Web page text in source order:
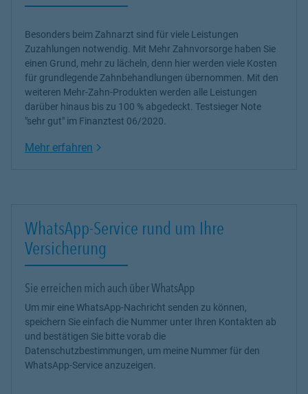
Besonders beim Zahnarzt sind für viele Leistungen
Zuzahlungen notwendig. Mit Mehr Zahnvorsorge haben Sie
einen Grund, mehr zu lächeln, denn hier werden viele Kosten
für grundlegende Zahnbehandlungen übernommen. Mit den
weiteren Mehr-Zahn-Produkten werden alle Leistungen
darüber hinaus bis zu 100 % abgedeckt. Testsieger Note
"sehr gut" im Finanztest 06/2020.
Mehr erfahren Link Opens in New Tab
WhatsApp-Service rund um Ihre
Versicherung
Sie erreichen mich auch über WhatsApp
Um mir eine WhatsApp-Nachricht senden zu können,
speichern Sie einfach die Nummer unter Ihren Kontakten ab
und bestätigen Sie bitte vorab die
Datenschutzbestimmungen, um meine Nummer für den
WhatsApp-Service anzuzeigen.